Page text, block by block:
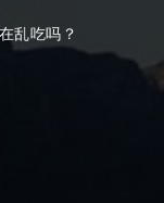
乱吃吗？